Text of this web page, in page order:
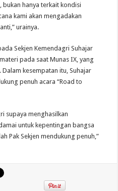
hanya terkait kondisi
kami akan mengadakan
urainya.
Sekjen Kemendagri Suhajar
pada saat Munas IX, yang
kesempatan itu, Suhajar
penuh acara “Road to
supaya menghasilkan
untuk kepentingan bangsa
Pak Sekjen mendukung penuh,”